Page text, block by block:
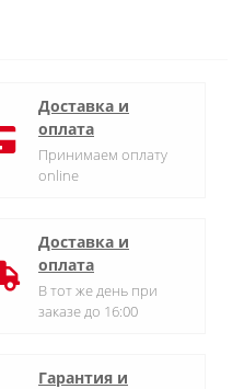
Доставка и
оплата
Принимаем оплату
online
Доставка и
оплата
В тот же день при
заказе до 16:00
Гарантия и